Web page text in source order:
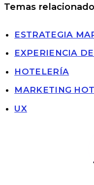
Temas
ESTRATEGIA
EXPERIENCIA
HOTELERÍA
MARKETING
UX